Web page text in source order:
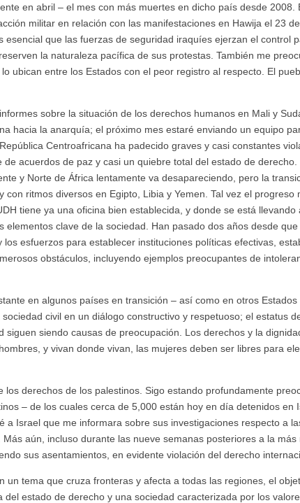
en abril – el mes con más muertes en dicho país desde 2008.
militar en relación con las manifestaciones en Hawija el 23
esencial que las fuerzas de seguridad iraquíes ejerzan el control
la naturaleza pacífica de sus protestas. También me
ubican entre los Estados con el peor registro al respecto. El
sobre la situación de los derechos humanos en Mali y
hacia la anarquía; el próximo mes estaré enviando un equipo
Centroafricana ha padecido graves y casi constantes
acuerdos de paz y casi un quiebre total del estado de derecho.
y Norte de África lentamente va desapareciendo, pero la
con ritmos diversos en Egipto, Libia y Yemen. Tal vez el progreso
tiene ya una oficina bien establecida, y donde se está llevando
elementos clave de la sociedad. Han pasado dos años desde
esfuerzos para establecer instituciones políticas efectivas,
obstáculos, incluyendo ejemplos preocupantes de
en algunos países en transición – así como en otros
civil en un diálogo constructivo y respetuoso; el estatus
siguen siendo causas de preocupación. Los derechos y la
y vivan donde vivan, las mujeres deben ser libres para
los derechos de los palestinos. Sigo estando profundamente
– de los cuales cerca de 5,000 están hoy en día detenidos en
a Israel que me informara sobre sus investigaciones respecto a
aún, incluso durante las nueve semanas posteriores a la
sus asentamientos, en evidente violación del derecho
un tema que cruza fronteras y afecta a todas las regiones, el
estado de derecho y una sociedad caracterizada por los